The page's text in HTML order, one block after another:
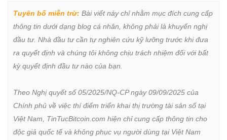
Tuyên bố miễn trừ: Bài viết này chỉ nhằm mục đích cung cấp
thông tin dưới dạng blog cá nhân, không phải là khuyến nghị
đầu tư. Nhà đầu tư cần tự nghiên cứu kỹ lưỡng trước khi đưa
ra quyết định và chúng tôi không chịu trách nhiệm đối với bất
kỳ quyết định đầu tư nào của bạn.
Theo Nghị quyết số 05/2025/NQ-CP ngày 09/09/2025 của
Chính phủ về việc thí điểm triển khai thị trường tài sản số tại
Việt Nam, TinTucBitcoin.com hiện chỉ cung cấp thông tin cho
độc giả quốc tế và không phục vụ người dùng tại Việt Nam